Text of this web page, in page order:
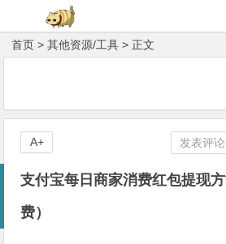
首页 >其他资源/工具 > 正文
支付宝每日商家消费红包提现
费）
发表评论
A+